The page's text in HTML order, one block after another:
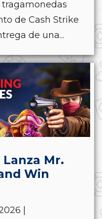
de Cash Strike
de una...
Mr.
Win
|